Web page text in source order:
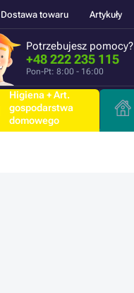
Dostawa towaru Artykuły
Potrzebujesz pomocy?
+48 222 235 115
Pon-Pt: 8:00 - 16:00
Higiena + Art.
gospodarstwa
domowego